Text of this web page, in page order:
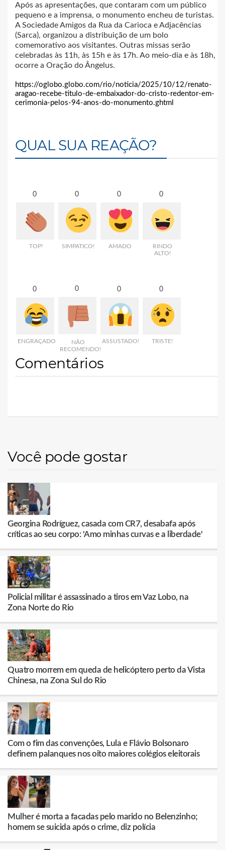
Após as apresentações, que contaram com um público
pequeno e a imprensa, o monumento encheu de turistas.
A Sociedade Amigos da Rua da Carioca e Adjacências
(Sarca), organizou a distribuição de um bolo
comemorativo aos visitantes. Outras missas serão
celebradas às 11h, às 15h e às 17h. Ao meio-dia e às 18h,
ocorre a Oração do Ângelus.
https://oglobo.globo.com/rio/noticia/2025/10/12/renato-
aragao-recebe-titulo-de-embaixador-do-cristo-redentor-em-
cerimonia-pelos-94-anos-do-monumento.ghtml
QUAL SUA REAÇÃO?
0
TOP!
0
SIMPATICO!
0
AMADO
0
RINDO
ALTO!
0
ENGRAÇADO
0
NÃO
RECOMENDO!
0
ASSUSTADO!
0
TRISTE!
Comentários
Você pode gostar
Georgina Rodríguez, casada com CR7, desabafa após
críticas ao seu corpo: 'Amo minhas curvas e a liberdade'
Policial militar é assassinado a tiros em Vaz Lobo, na
Zona Norte do Rio
Quatro morrem em queda de helicóptero perto da Vista
Chinesa, na Zona Sul do Rio
Com o fim das convenções, Lula e Flávio Bolsonaro
definem palanques nos oito maiores colégios eleitorais
Mulher é morta a facadas pelo marido no Belenzinho;
homem se suicida após o crime, diz polícia